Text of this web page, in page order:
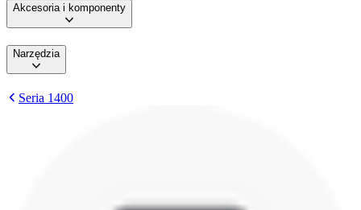
Akcesoria i komponenty
Narzędzia
Seria 1400